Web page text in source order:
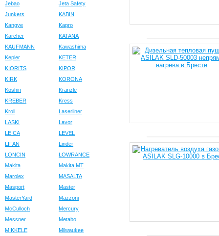
Jebao
Jeta Safety
Junkers
KABIN
Kangye
Kapro
Karcher
KATANA
KAUFMANN
Kawashima
Kepler
KETER
KIORITS
KIPOR
KIRK
KORONA
Koshin
Kranzle
KREBER
Kress
Kroll
Laserliner
LASKI
Lavor
LEICA
LEVEL
LIFAN
Linder
LONCIN
LOWRANCE
Makita
Makita MT
Marolex
MASALTA
Masport
Master
MasterYard
Mazzoni
McCulloch
Mercury
Messner
Metabo
MIKKELE
Milwaukee